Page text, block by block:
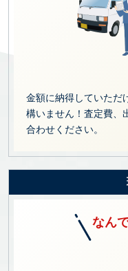
金額に納得していただ
構いません！査定費、
合わせください。
なん